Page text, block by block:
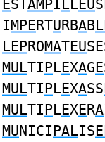
ESTAMPILLEU
IMPERTURBAB
LEPROMATEU
MULTIPLEXAGE
MULTIPLEXASS
MULTIPLEXERA
MUNICIPALIS